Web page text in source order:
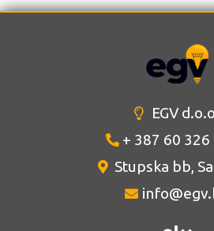
EGV
+ 387 60 326
Stupska bb,